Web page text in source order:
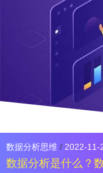
数据分析思维 / 2022-11-
数据分析是什么？